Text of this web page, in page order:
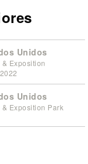
Unidos
Exposition
Unidos
Exposition Park